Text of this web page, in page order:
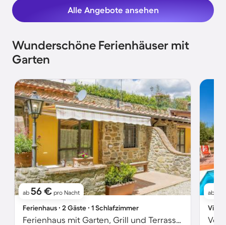
Alle Angebote ansehen
Wunderschöne Ferienhäuser mit
Garten
ab 56 € pro Nacht
Ferienhaus ∙ 2 Gäste ∙ 1 Schlafzimmer
Ferienhaus mit Garten, Grill und Terrasse | Stadtblick
ab
Villa